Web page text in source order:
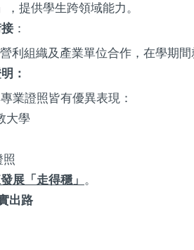
提供學生跨領域能力。
：
利組織及產業單位合作，在學期間
：
業證照皆有優異表現：
大學
展「走得穩」 。
出路